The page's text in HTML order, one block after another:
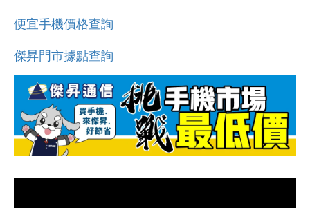
便宜手機價格查詢
傑昇門市據點查詢